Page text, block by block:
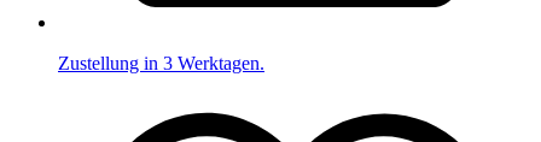
Zustellung in 3 Werktagen.